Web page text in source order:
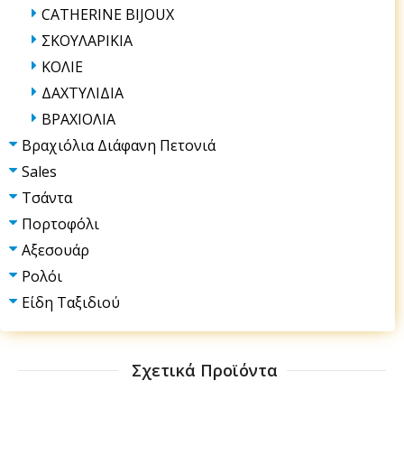
CATHERINE BIJOUX
ΣΚΟΥΛΑΡΙΚΙΑ
ΚΟΛΙΕ
ΔΑΧΤΥΛΙΔΙΑ
ΒΡΑΧΙΟΛΙΑ
Βραχιόλια Διάφανη Πετονιά
Sales
Τσάντα
Πορτοφόλι
Αξεσουάρ
Ρολόι
Είδη Ταξιδιού
Σχετικά Προϊόντα